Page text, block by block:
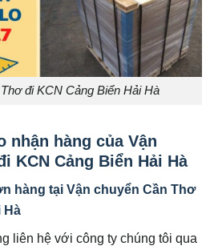
đi KCN Cảng Biển Hải Hà
nhận hàng của Vận
KCN Cảng Biển Hải Hà
hàng tại Vận chuyển Cần Thơ
Hà
liên hệ với công ty chúng tôi qua